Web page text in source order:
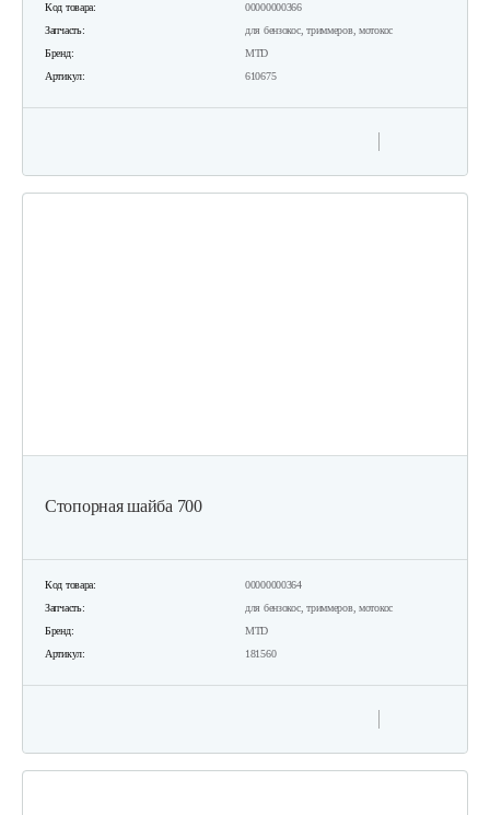
Код товара:
00000000366
Запчасть:
для бензокос, триммеров, мотокос
Бренд:
MTD
Артикул:
610675
Стопорная шайба 700
Код товара:
00000000364
Запчасть:
для бензокос, триммеров, мотокос
Бренд:
MTD
Артикул:
181560